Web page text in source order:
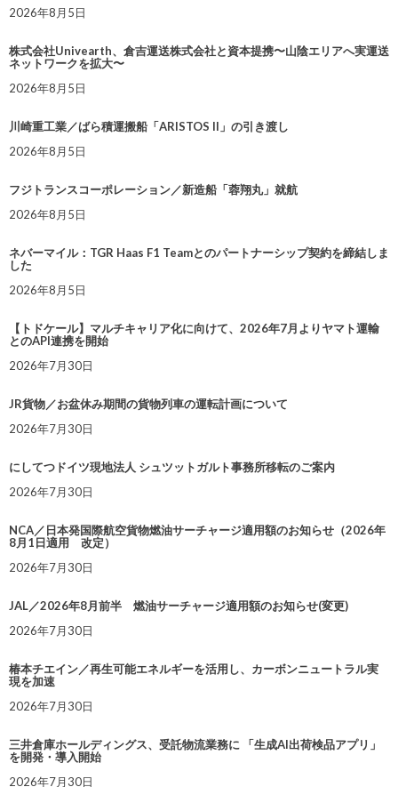
2026年8月5日
株式会社Univearth、倉吉運送株式会社と資本提携〜山陰エリアへ実運送
ネットワークを拡大〜
2026年8月5日
川崎重工業／ばら積運搬船「ARISTOS II」の引き渡し
2026年8月5日
フジトランスコーポレーション／新造船「蓉翔丸」就航
2026年8月5日
ネバーマイル：TGR Haas F1 Teamとのパートナーシップ契約を締結しま
した
2026年8月5日
【トドケール】マルチキャリア化に向けて、2026年7月よりヤマト運輸
とのAPI連携を開始
2026年7月30日
JR貨物／お盆休み期間の貨物列車の運転計画について
2026年7月30日
にしてつドイツ現地法人 シュツットガルト事務所移転のご案内
2026年7月30日
NCA／日本発国際航空貨物燃油サーチャージ適用額のお知らせ（2026年
8月1日適用 改定）
2026年7月30日
JAL／2026年8月前半 燃油サーチャージ適用額のお知らせ(変更)
2026年7月30日
椿本チエイン／再生可能エネルギーを活用し、カーボンニュートラル実
現を加速
2026年7月30日
三井倉庫ホールディングス、受託物流業務に 「生成AI出荷検品アプリ」
を開発・導入開始
2026年7月30日